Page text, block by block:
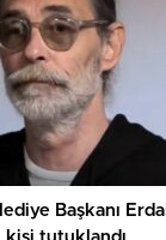
Başkanı Erdal